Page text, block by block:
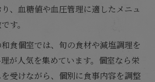
、血糖値や血圧管理に適したメニュ
す。
食個室では、旬の食材や減塩調理を
が人気を集めています。個室なら栄
受けながら、個別に食事内容を調整